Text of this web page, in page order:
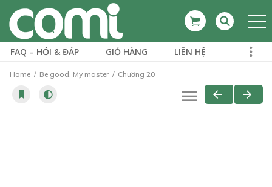
FAQ – HỎI & ĐÁP GIỎ HÀNG LIÊN HỆ
Home Be good, My master Chương 20